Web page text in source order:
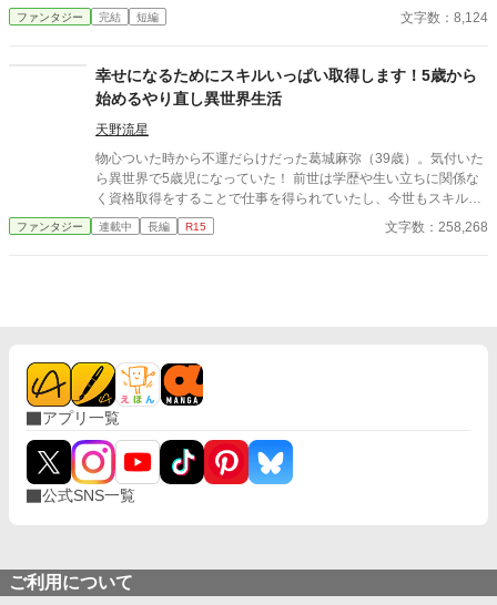
と娘の死亡フラグは破壊するよ。 まだ二人とも生きてるからね。
物語の通りになんて、させるか！ ※他サイトにも掲載中
ファンタジー 完結 短編 文字数：8,124
幸せになるためにスキルいっぱい取得します！5歳から
始めるやり直し異世界生活
天野流星
物心ついた時から不運だらけだった葛城麻弥（39歳）。気付いた
ら異世界で5歳児になっていた！ 前世は学歴や生い立ちに関係な
く資格取得をすることで仕事を得られていたし、今世もスキルい
っぱい取得して、今度こそ幸せな人生を送ってみせる！ テイマー
として、モフモフ家族を増やしたり、前世の知識で商品を開発し
ファンタジー 連載中 長編 R15 文字数：258,268
アプリ一覧
公式SNS一覧
ご利用について